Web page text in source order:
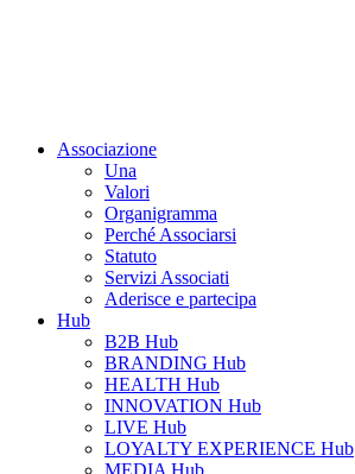
Associazione
Una
Valori
Organigramma
Perché Associarsi
Statuto
Servizi Associati
Aderisce e partecipa
Hub
B2B Hub
BRANDING Hub
HEALTH Hub
INNOVATION Hub
LIVE Hub
LOYALTY EXPERIENCE Hub